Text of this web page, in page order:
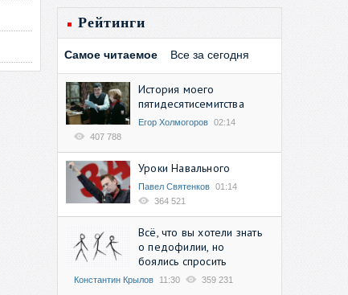
Рейтинги
Самое читаемое Все за сегодня
История моего
пятидесятисемитства
Егор Холмогоров 02:14
407 788
Уроки Навального
Павел Святенков 01:14
364 521
Всё, что вы хотели знать
о педофилии, но
боялись спросить
Константин Крылов 11:30 359 231